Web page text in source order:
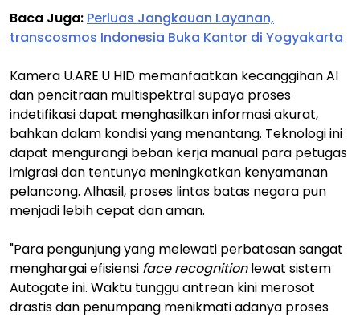
Baca Juga: Perluas Jangkauan Layanan,
transcosmos Indonesia Buka Kantor di Yogyakarta
Kamera U.ARE.U HID memanfaatkan kecanggihan AI
dan pencitraan multispektral supaya proses
indetifikasi dapat menghasilkan informasi akurat,
bahkan dalam kondisi yang menantang. Teknologi ini
dapat mengurangi beban kerja manual para petugas
imigrasi dan tentunya meningkatkan kenyamanan
pelancong. Alhasil, proses lintas batas negara pun
menjadi lebih cepat dan aman.
"Para pengunjung yang melewati perbatasan sangat
menghargai efisiensi face recognitionlewat sistem
Autogate ini. Waktu tunggu antrean kini merosot
drastis dan penumpang menikmati adanya proses